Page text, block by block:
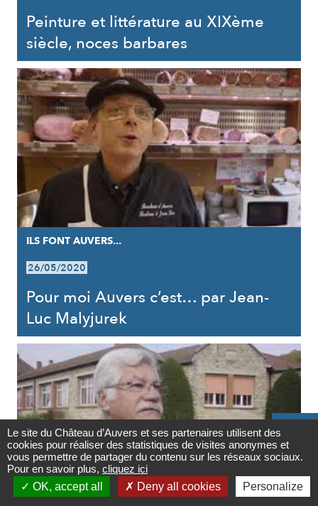
Contact

Newsletter
Peinture et littérature au XIXème
siècle, noces barbares
ILS FONT AUVERS...
26/05/2020
Pour moi Auvers c’est… par Jean-
Luc Malyjurek
Le site du Château d’Auvers et ses partenaires utilisent des
cookies pour réaliser des statistiques de visites anonymes et
vous permettre de partager du contenu sur les réseaux sociaux.
Pour en savoir plus, cliquez ici
OK, accept all
Deny all cookies Personalize